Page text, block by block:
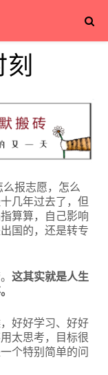
刻
报志愿，怎么
几年过去了，但
算算，自己影响
国的，还是转专
这其实就是人生
好好学习、好好
太思考，目标很
个特别简单的问